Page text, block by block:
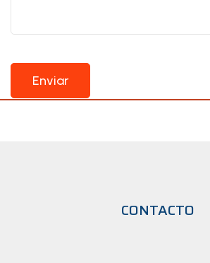
CONTACTO